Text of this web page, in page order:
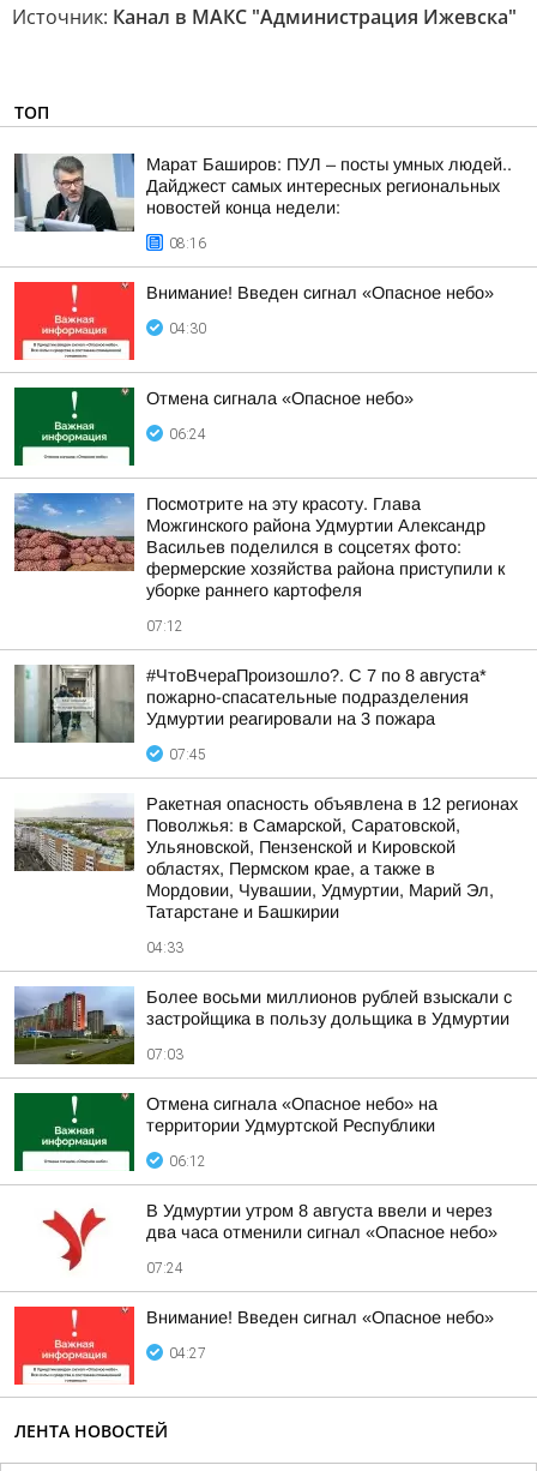
Источник: Канал в МАКС "Администрация Ижевска"
ТОП
Марат Баширов: ПУЛ – посты умных людей..
Дайджест самых интересных региональных
новостей конца недели:
08:16
Внимание! Введен сигнал «Опасное небо»
04:30
Отмена сигнала «Опасное небо»
06:24
Посмотрите на эту красоту. Глава
Можгинского района Удмуртии Александр
Васильев поделился в соцсетях фото:
фермерские хозяйства района приступили к
уборке раннего картофеля
07:12
#ЧтоВчераПроизошло?. С 7 по 8 августа*
пожарно-спасательные подразделения
Удмуртии реагировали на 3 пожара
07:45
Ракетная опасность объявлена в 12 регионах
Поволжья: в Самарской, Саратовской,
Ульяновской, Пензенской и Кировской
областях, Пермском крае, а также в
Мордовии, Чувашии, Удмуртии, Марий Эл,
Татарстане и Башкирии
04:33
Более восьми миллионов рублей взыскали с
застройщика в пользу дольщика в Удмуртии
07:03
Отмена сигнала «Опасное небо» на
территории Удмуртской Республики
06:12
В Удмуртии утром 8 августа ввели и через
два часа отменили сигнал «Опасное небо»
07:24
Внимание! Введен сигнал «Опасное небо»
04:27
ЛЕНТА НОВОСТЕЙ